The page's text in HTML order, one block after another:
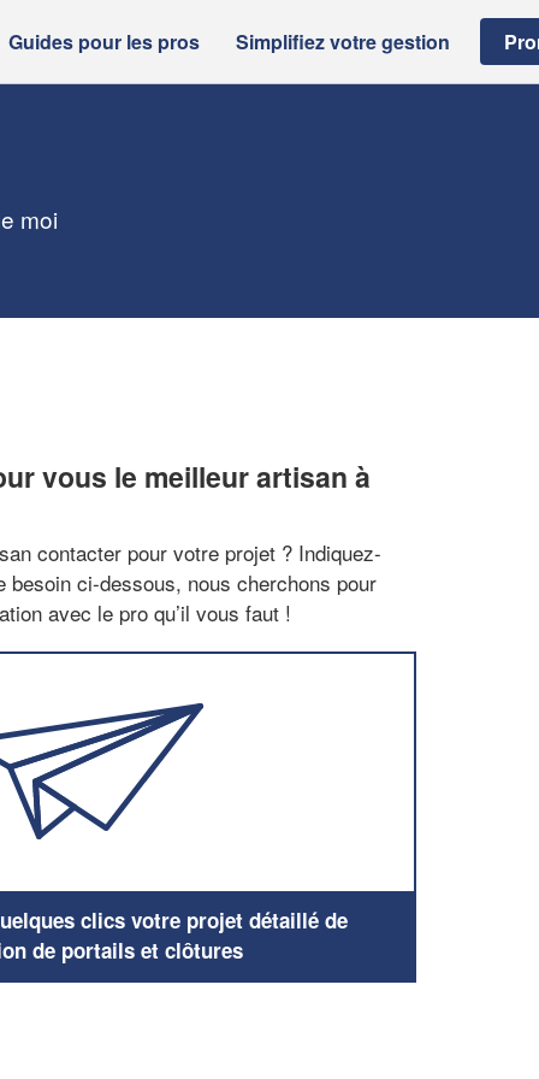
Guides pour les pros Simplifiez votre gestion
moi
vous le meilleur artisan à
contacter pour votre projet ? Indiquez-
besoin ci-dessous, nous cherchons pour
avec le pro qu’il vous faut !
clics votre projet détaillé de
de portails et clôtures